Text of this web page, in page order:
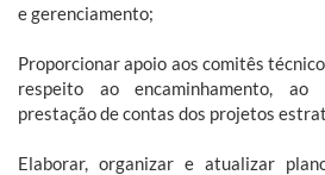
e gerenciamento;
Proporcionar apoio aos comitês
respeito ao encaminhamento, ao
prestação de contas dos projetos
Elaborar, organizar e atualizar